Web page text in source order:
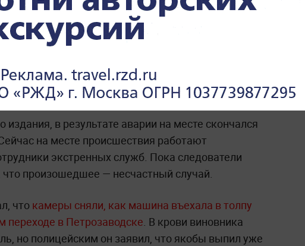
Один человек погиб и 14
пострадали в ДТП с
автобусом под
Мурманском
в результате аварии на месте скончался
на месте происшествия работают
экстренных служб. Пока следователи
что произошедшее — несчастный случай.
что камеры сняли, как машина въехала в толпу
в Петрозаводске. В крови виновника
но полицейским он заявил, что якобы выпил уже